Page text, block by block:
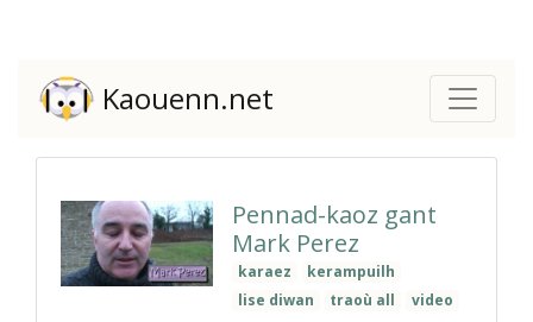
Kaouenn.net
Pennad-kaoz gant
Mark Perez
karaez
kerampuilh
lise diwan
traoù all video